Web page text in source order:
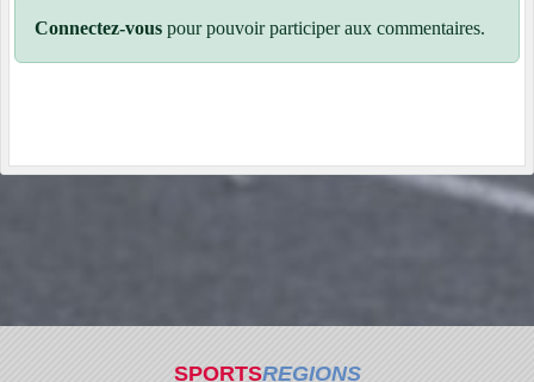
Connectez-vous pour pouvoir participer aux commentaires.
SPORTSREGIONS